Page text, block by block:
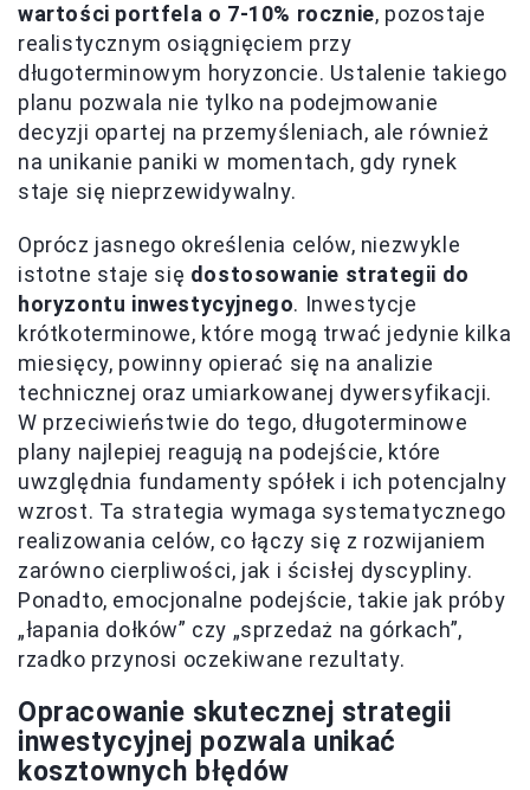
wartości portfela o 7-10% rocznie, pozostaje
realistycznym osiągnięciem przy
długoterminowym horyzoncie. Ustalenie takiego
planu pozwala nie tylko na podejmowanie
decyzji opartej na przemyśleniach, ale również
na unikanie paniki w momentach, gdy rynek
staje się nieprzewidywalny.
Oprócz jasnego określenia celów, niezwykle
istotne staje się dostosowanie strategii do
horyzontu inwestycyjnego. Inwestycje
krótkoterminowe, które mogą trwać jedynie kilka
miesięcy, powinny opierać się na analizie
technicznej oraz umiarkowanej dywersyfikacji.
W przeciwieństwie do tego, długoterminowe
plany najlepiej reagują na podejście, które
uwzględnia fundamenty spółek i ich potencjalny
wzrost. Ta strategia wymaga systematycznego
realizowania celów, co łączy się z rozwijaniem
zarówno cierpliwości, jak i ścisłej dyscypliny.
Ponadto, emocjonalne podejście, takie jak próby
„łapania dołków” czy „sprzedaż na górkach”,
rzadko przynosi oczekiwane rezultaty.
Opracowanie skutecznej strategii
inwestycyjnej pozwala unikać
kosztownych błędów